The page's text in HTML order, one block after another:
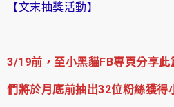
【文末抽獎活動】
3/19前，至小黑貓FB專頁分享
們將於月底前抽出32位粉絲獲得